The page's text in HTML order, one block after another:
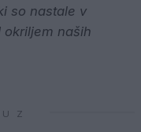
so nastale v
okriljem naših
Z